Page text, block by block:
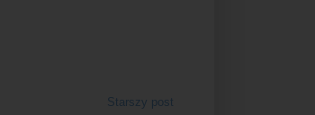
Starszy post